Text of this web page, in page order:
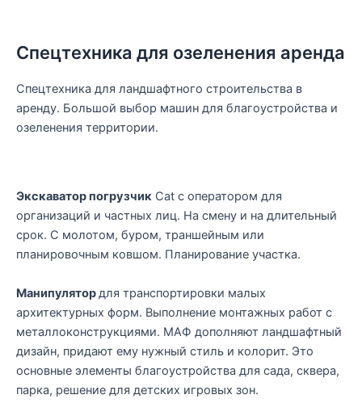
Спецтехника для озеленения аренда
Спецтехника для ландшафтного строительства в
аренду. Большой выбор машин для благоустройства и
озеленения территории.
Экскаватор погрузчик Cat с оператором для
организаций и частных лиц. На смену и на длительный
срок. С молотом, буром, траншейным или
планировочным ковшом. Планирование участка.
Манипулятордля транспортировки малых
архитектурных форм. Выполнение монтажных работ с
металлоконструкциями. МАФ дополняют ландшафтный
дизайн, придают ему нужный стиль и колорит. Это
основные элементы благоустройства для сада, сквера,
парка, решение для детских игровых зон.